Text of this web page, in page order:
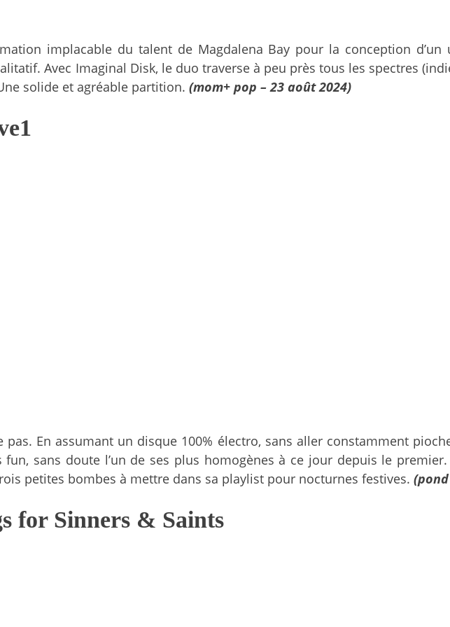
implacable du talent de Magdalena Bay pour la conception
Avec Imaginal Disk, le duo traverse à peu près tous les spectres
solide et agréable partition. (mom+ pop – 23 août 2024)
pas. En assumant un disque 100% électro, sans aller constamment
sans doute l’un de ses plus homogènes à ce jour depuis le
petites bombes à mettre dans sa playlist pour nocturnes festives.
for Sinners & Saints